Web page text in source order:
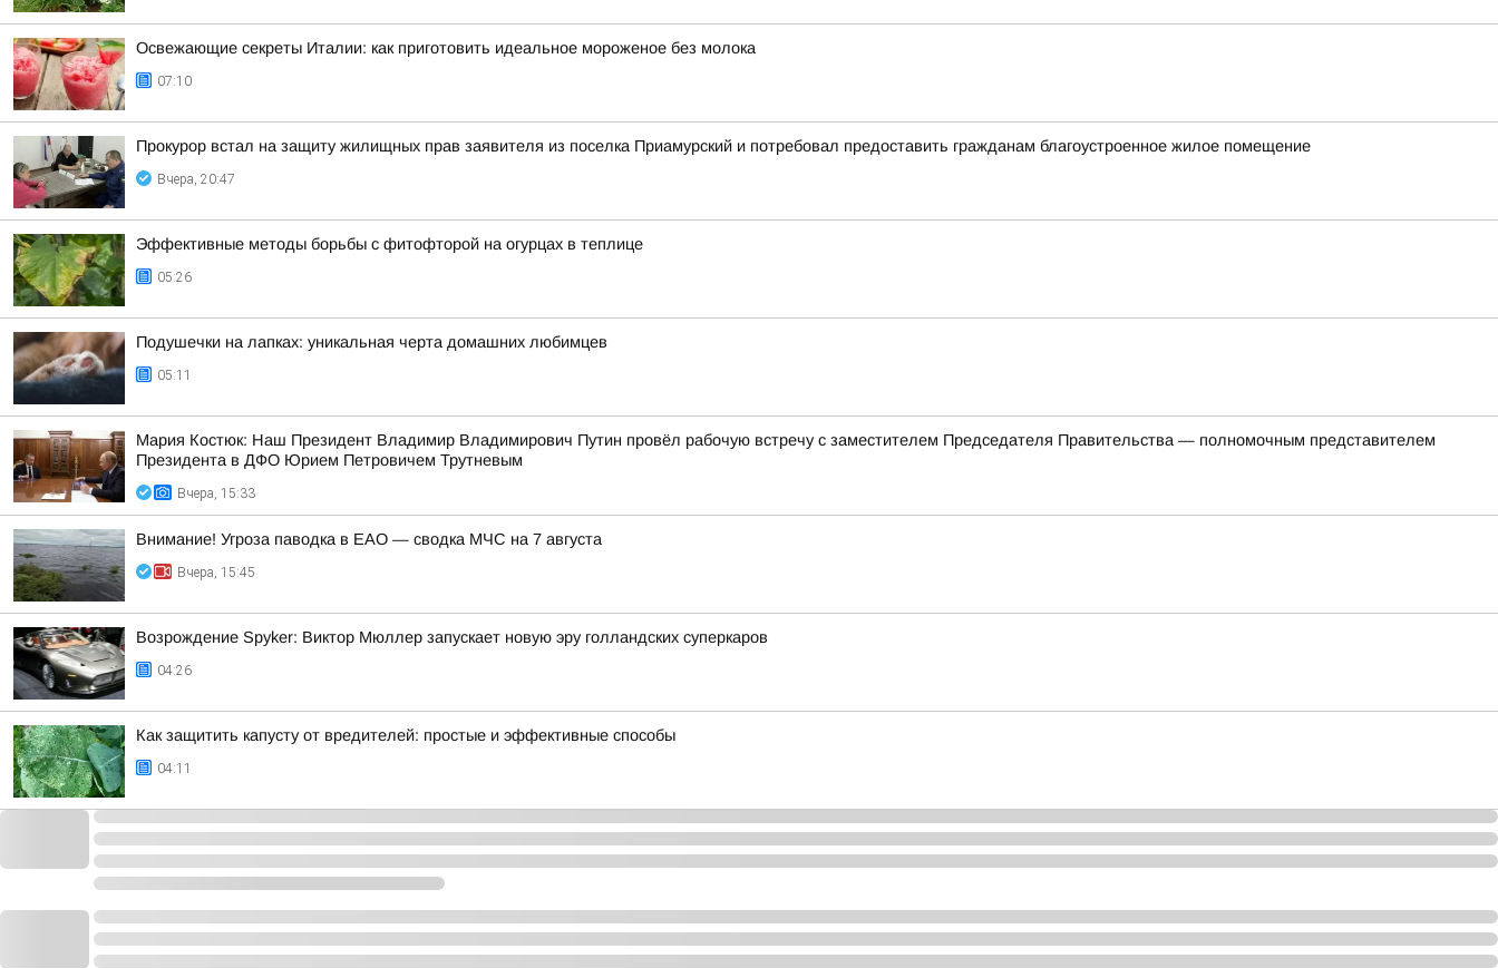
Освежающие секреты Италии: как приготовить идеальное мороженое без молока
07:10
Прокурор встал на защиту жилищных прав заявителя из поселка Приамурский и потребовал предоставить гражданам благоустроенное жилое помещение
Вчера, 20:47
Эффективные методы борьбы с фитофторой на огурцах в теплице
05:26
Подушечки на лапках: уникальная черта домашних любимцев
05:11
Мария Костюк: Наш Президент Владимир Владимирович Путин провёл рабочую встречу с заместителем Председателя Правительства — полномочным представителем
Президента в ДФО Юрием Петровичем Трутневым
Вчера, 15:33
Внимание! Угроза паводка в ЕАО — сводка МЧС на 7 августа
Вчера, 15:45
Возрождение Spyker: Виктор Мюллер запускает новую эру голландских суперкаров
04:26
Как защитить капусту от вредителей: простые и эффективные способы
04:11